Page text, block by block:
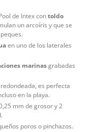
de Intex contoldo
un arcoíris y que se
en uno de los laterales
marinasgrabadas
es perfecta
en la playa.
mm de grosor y 2
poros o pinchazos.